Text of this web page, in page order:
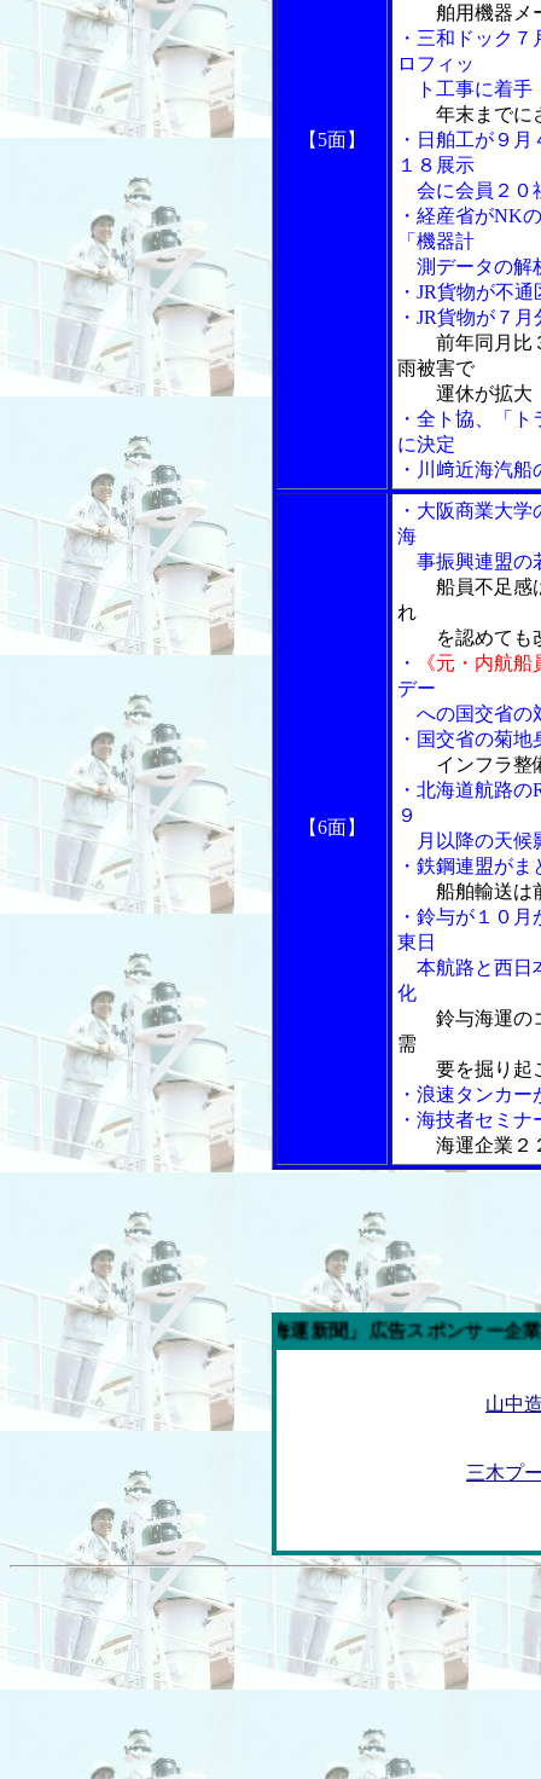
【5面】
舶用機器メ
・三和ドック
ロフィッ
ト工事に着手
年末までに
・日舶工が９
１８展示
会に会員２０
・経産省がNK
「機器計
測データの解
・JR貨物が不
・JR貨物が７
前年同月比
雨被害で
運休が拡大
・全ト協、「
に決定
・川﨑近海汽
【6面】
・大阪商業大
海
事振興連盟の
船員不足感
れ
を認めても
・
《元・内航
デー
への国交省の
・国交省の菊
インフラ整
・北海道航路
９
月以降の天候
・鉄鋼連盟が
船舶輸送は
・鈴与が１０
東日
本航路と西日
化
鈴与海運の
需
要を掘り起
・浪速タンカ
・海技者セミ
海運企業２
今週の「内航海運新聞」広告スポンサー企業
山中
三木プ